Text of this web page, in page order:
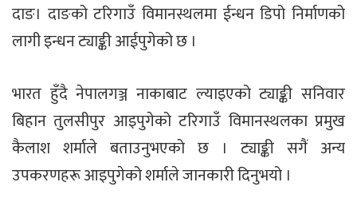
दाङ। दाङको टरिगाउँ विमानस्थलमा ईन्धन डिपो निर्माणको
लागी इन्धन ट्याङ्की आईपुगेको छ ।
भारत हुँदै नेपालगञ्ज नाकाबाट ल्याइएको ट्याङ्की सनिवार
बिहान तुलसीपुर आइपुगेको टरिगाउँ विमानस्थलका प्रमुख
कैलाश शर्माले बताउनुभएको छ । ट्याङ्की सगैं अन्य
उपकरणहरू आइपुगेको शर्माले जानकारी दिनुभयो ।